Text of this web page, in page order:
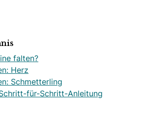
falten?
Herz
Schmetterling
für-Schritt-Anleitung